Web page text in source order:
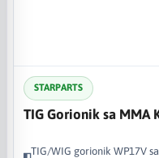
STARPARTS
TIG Gorionik sa MMA
TIG/WIG gorionik WP17V